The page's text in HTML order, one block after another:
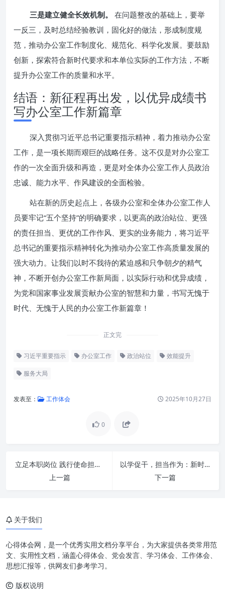
三是建立健全长效机制。
在问题整改的基础上，要举
一反三，及时总结经验教训，固化好的做法，形成制度规
范，推动办公室工作制度化、规范化、科学化发展。要鼓励
创新，探索符合新时代要求和本单位实际的工作方法，不断
提升办公室工作的质量和水平。
结语：新征程再出发，以优异成绩书
写办公室工作新篇章
深入贯彻习近平总书记重要指示精神，着力推动办公室
工作，是一项长期而艰巨的战略任务。这不仅是对办公室工
作的一次全面升级和再造，更是对全体办公室工作人员政治
忠诚、能力水平、作风建设的全面检验。
站在新的历史起点上，各级办公室和全体办公室工作人
员要牢记“五个坚持”的明确要求，以更高的政治站位、更强
的责任担当、更优的工作作风、更实的业务能力，将习近平
总书记的重要指示精神转化为推动办公室工作高质量发展的
强大动力。让我们以时不我待的紧迫感和只争朝夕的精气
神，不断开创办公室工作新局面，以实际行动和优异成绩，
为党和国家事业发展贡献办公室的智慧和力量，书写无愧于
时代、无愧于人民的办公室工作新篇章！
正文完
习近平重要指示 办公室工作 政治站位 效能提升
服务大局
发表至： 工作体会 2025年10月27日
0
立足本职岗位 践行使命担当：成就非凡职业生涯的智慧与力量
上一篇
以学促干，担当作为：新时代背景下个人与组织发展的核心动力
下一篇
新时代新征程：办公室工作何以
核心要义
精准精细管理，锻造高素质专业
化队伍
关于我们
心得体会网，是一个优秀实用文档分享平台，为大家提供各类常用范
文、实用性文档，涵盖心得体会、党会发言、学习体会、工作体会、
思想汇报等，供网友们参考学习。
版权说明